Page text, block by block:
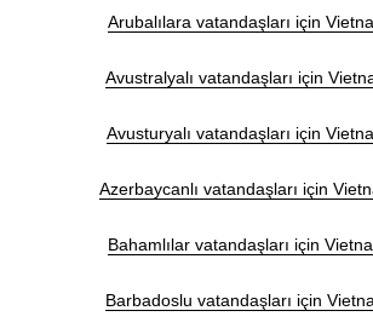
Arubalılara vatandaşları için
Avustralyalı vatandaşları için
Avusturyalı vatandaşları için
Azerbaycanlı vatandaşları için
Bahamlılar vatandaşları için
Barbadoslu vatandaşları için